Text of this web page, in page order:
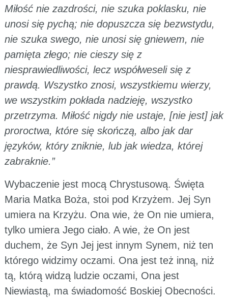
Miłość nie zazdrości, nie szuka poklasku, nie
unosi się pychą; nie dopuszcza się bezwstydu,
nie szuka swego, nie unosi się gniewem, nie
pamięta złego; nie cieszy się z
niesprawiedliwości, lecz współweseli się z
prawdą. Wszystko znosi, wszystkiemu wierzy,
we wszystkim pokłada nadzieję, wszystko
przetrzyma. Miłość nigdy nie ustaje, [nie jest] jak
proroctwa, które się skończą, albo jak dar
języków, który zniknie, lub jak wiedza, której
zabraknie.”
Wybaczenie jest mocą Chrystusową. Święta
Maria Matka Boża, stoi pod Krzyżem. Jej Syn
umiera na Krzyżu. Ona wie, że On nie umiera,
tylko umiera Jego ciało. A wie, że On jest
duchem, że Syn Jej jest innym Synem, niż ten
którego widzimy oczami. Ona jest też inną, niż
tą, którą widzą ludzie oczami, Ona jest
Niewiastą, ma świadomość Boskiej Obecności.